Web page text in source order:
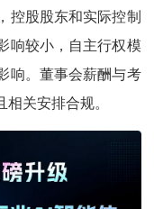
控股股东和实际控制
响较小，自主行权模
响。董事会薪酬与考
关安排合规。